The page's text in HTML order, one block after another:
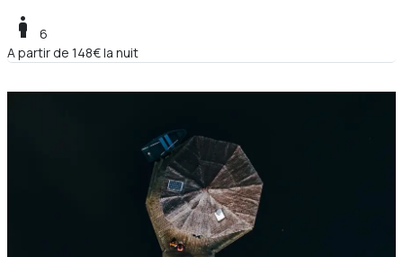
boy
6
A partir de 148€ la nuit